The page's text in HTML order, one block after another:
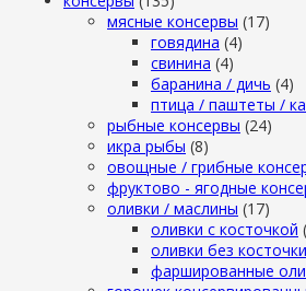
мясные консервы (17)
говядина (4)
свинина (4)
баранина / дичь (4)
птица / паштеты /
рыбные консервы (24)
икра рыбы (8)
овощные / грибные
фруктово - ягодные
оливки / маслины (17)
оливки с косточкой
оливки без косточки
фаршированные